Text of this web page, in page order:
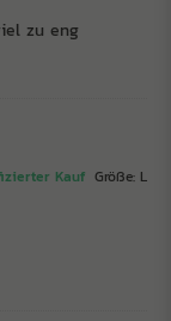
zu eng
Kauf Größe: L